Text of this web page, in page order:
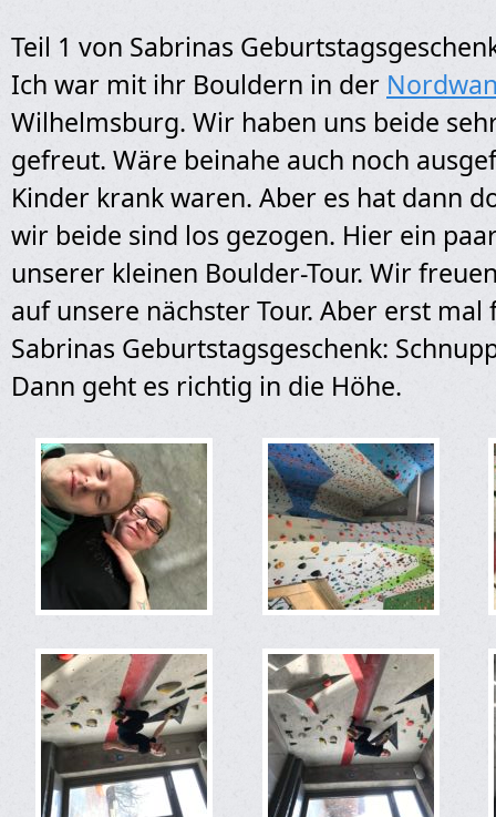
Teil 1 von Sabrinas
Ich war mit ihr Bouldern in der
Wilhelmsburg. Wir haben uns beide
gefreut. Wäre beinahe auch noch
Kinder krank waren. Aber es hat dann
wir beide sind los gezogen. Hier ein
unserer kleinen Boulder-Tour. Wir
auf unsere nächster Tour. Aber erst mal
Sabrinas Geburtstagsgeschenk:
Dann geht es richtig in die Höhe.